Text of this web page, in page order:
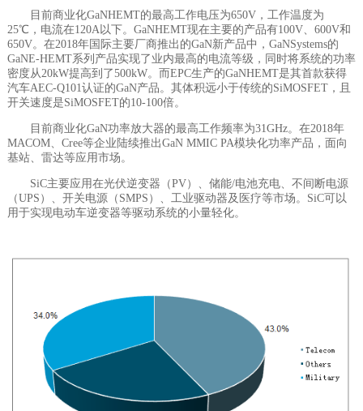
目前商业化GaNHEMT的最高工作电压为650V，工作温度为
25℃，电流在120A以下。GaNHEMT现在主要的产品有100V、600V和
650V。在2018年国际主要厂商推出的GaN新产品中，GaNSystems的
GaNE-HEMT系列产品实现了业内最高的电流等级，同时将系统的功率
密度从20kW提高到了500kW。而EPC生产的GaNHEMT是其首款获得
汽车AEC-Q101认证的GaN产品。其体积远小于传统的SiMOSFET，且
开关速度是SiMOSFET的10-100倍。
目前商业化GaN功率放大器的最高工作频率为31GHz。在2018年
MACOM、Cree等企业陆续推出GaN MMIC PA模块化功率产品，面向
基站、雷达等应用市场。
SiC主要应用在光伏逆变器（PV）、储能/电池充电、不间断电源
（UPS）、开关电源（SMPS）、工业驱动器及医疗等市场。SiC可以
用于实现电动车逆变器等驱动系统的小量轻化。